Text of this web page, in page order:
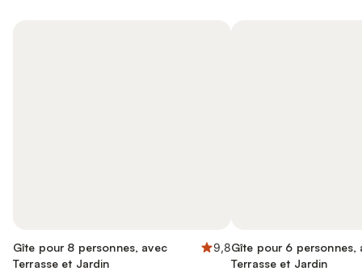
Gîte pour 8 personnes, avec
Terrasse et Jardin
9,8Gîte pour 6 personnes,
Terrasse et Jardin